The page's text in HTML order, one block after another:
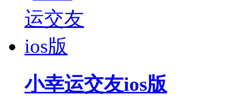
小幸运交友ios版